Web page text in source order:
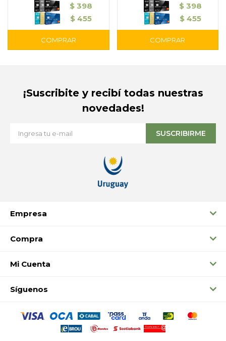
$ 398
$ 455
$ 398
$ 455
Empresa
Compra
Mi Cuenta
Síguenos
¡Suscribite y recibí todas nuestras
novedades!
SUSCRIBIRME